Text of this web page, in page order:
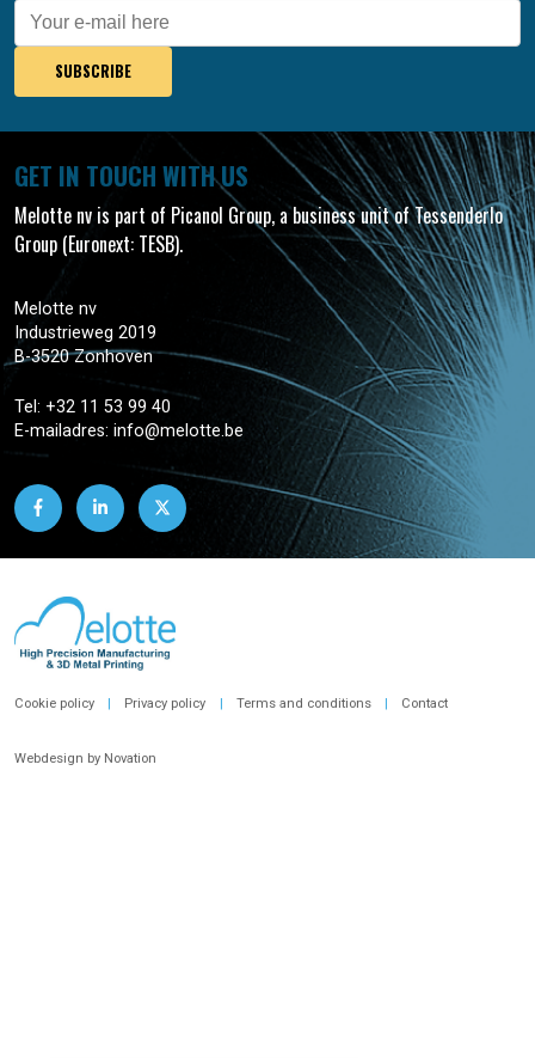
mail
GET IN TOUCH WITH US
Melotte nv is part of Picanol Group, a business unit of Tessenderlo
Group (Euronext: TESB).
Melotte nv
Industrieweg 2019
B-3520 Zonhoven
Tel: +32 11 53 99 40
E-mailadres: info@melotte.be
Footer
Cookie policy Privacy policy Terms and conditions Contact
Webdesign by Novation